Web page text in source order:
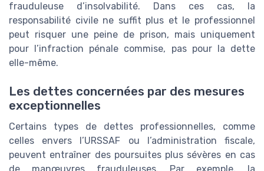
frauduleuse d’insolvabilité. Dans ces cas, la
responsabilité civile ne suffit plus et le professionnel
peut risquer une peine de prison, mais uniquement
pour l’infraction pénale commise, pas pour la dette
elle-même.
Les dettes concernées par des mesures
exceptionnelles
Certains types de dettes professionnelles, comme
celles envers l’URSSAF ou l’administration fiscale,
peuvent entraîner des poursuites plus sévères en cas